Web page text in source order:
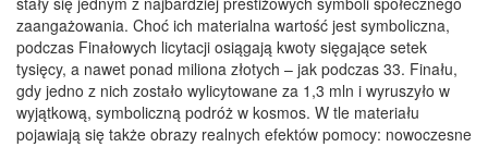
zaangażowania. Choć ich materialna wartość jest symboliczna,
podczas Finałowych licytacji osiągają kwoty sięgające setek
tysięcy, a nawet ponad miliona złotych – jak podczas 33. Finału,
gdy jedno z nich zostało wylicytowane za 1,3 mln i wyruszyło w
wyjątkową, symboliczną podróż w kosmos. W tle materiału
pojawiają się także obrazy realnych efektów pomocy: nowoczesne